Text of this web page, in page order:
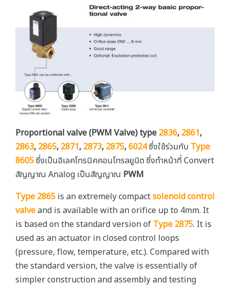
Proportional valve (PWM Valve) type 2836, 2861,
2863, 2865, 2871, 2873, 2875,6024ซึ่งใช้ร่วมกับ Type
8605ซึ่งเป็นอิเลคโทรนิคคอนโทรลยูนิต ซึ่งทำหน้าที่ Convert
สัญญาณ Analog เป็นสัญญาณ PWM
Type 2865 is an extremely compactsolenoid control
valveand is available with an orifice up to 4mm. It
is based on the standard version of Type 2875. It is
used as an actuator in closed control loops
(pressure, flow, temperature, etc.). Compared with
the standard version, the valve is essentially of
simpler construction and assembly and testing